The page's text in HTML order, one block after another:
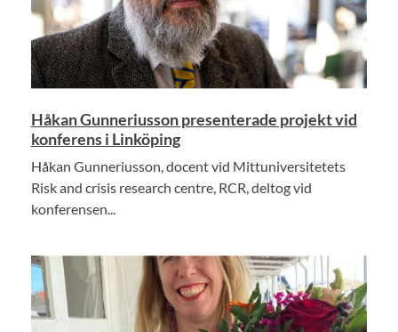
Håkan Gunneriusson presenterade projekt vid
konferens i Linköping
Håkan Gunneriusson, docent vid Mittuniversitetets
Risk and crisis research centre, RCR, deltog vid
konferensen...